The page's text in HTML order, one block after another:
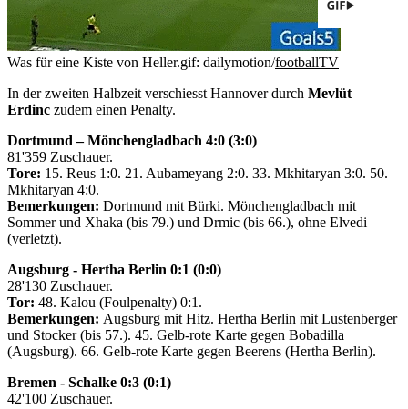
Was für eine Kiste von Heller.gif: dailymotion/footballTV
In der zweiten Halbzeit verschiesst Hannover durch Mevlüt
Erdinc zudem einen Penalty.
Dortmund – Mönchengladbach 4:0 (3:0)
81'359 Zuschauer.
Tore: 15. Reus 1:0. 21. Aubameyang 2:0. 33. Mkhitaryan 3:0. 50.
Mkhitaryan 4:0.
Bemerkungen: Dortmund mit Bürki. Mönchengladbach mit
Sommer und Xhaka (bis 79.) und Drmic (bis 66.), ohne Elvedi
(verletzt).
Augsburg - Hertha Berlin 0:1 (0:0)
28'130 Zuschauer.
Tor: 48. Kalou (Foulpenalty) 0:1.
Bemerkungen: Augsburg mit Hitz. Hertha Berlin mit Lustenberger
und Stocker (bis 57.). 45. Gelb-rote Karte gegen Bobadilla
(Augsburg). 66. Gelb-rote Karte gegen Beerens (Hertha Berlin).
Bremen - Schalke 0:3 (0:1)
42'100 Zuschauer.